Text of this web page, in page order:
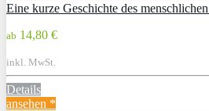
Eine kurze Geschichte des
ab 14,80 €
inkl. MwSt.
Details
ansehen *